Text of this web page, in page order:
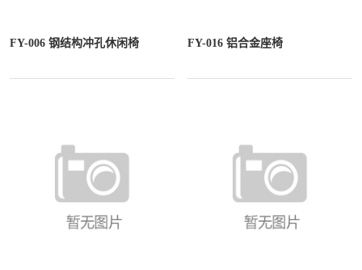
FY-006 钢结构冲孔休闲椅 FY-016 铝合金座椅